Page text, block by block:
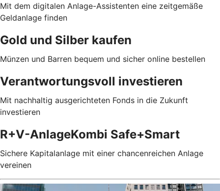
Mit dem digitalen Anlage-Assistenten eine zeitgemäße
Geldanlage finden
Gold und Silber kaufen
Münzen und Barren bequem und sicher online bestellen
Verantwortungsvoll investieren
Mit nachhaltig ausgerichteten Fonds in die Zukunft
investieren
R+V-AnlageKombi Safe+Smart
Sichere Kapitalanlage mit einer chancenreichen Anlage
vereinen